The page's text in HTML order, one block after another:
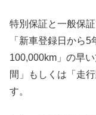
特別保証と一般保
「新車登録日から
100,000km」の早
間」もしくは「走
す。